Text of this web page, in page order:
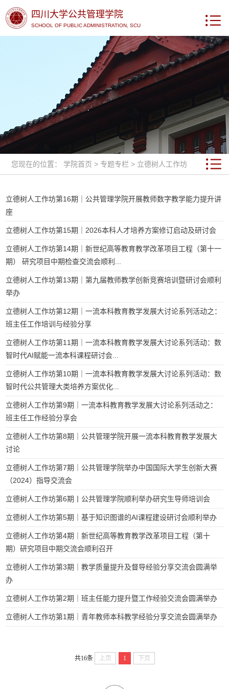
四川大学公共管理学院
SCHOOL OF PUBLIC ADMINISTRATION, SCU
您现在的位置： 学院首页 > 专题专栏 > 立德树人工作坊
立德树人工作坊第16期｜公共管理学院开展教师数字教学能力提升讲
座
立德树人工作坊第15期｜2026本科人才培养方案修订启动及研讨会
立德树人工作坊第14期｜新世纪高等教育教学改革项目工程（第十一
期） 研究项目中期检查交流会顺利...
立德树人工作坊第13期｜第九届教师教学创新竞赛培训暨研讨会顺利
举办
立德树人工作坊第12期｜一流本科教育教学发展大讨论系列活动之：
班主任工作培训与经验分享
立德树人工作坊第11期｜一流本科教育教学发展大讨论系列活动：数
智时代AI赋能一流本科课程研讨会...
立德树人工作坊第10期｜一流本科教育教学发展大讨论系列活动：数
智时代公共管理大类培养方案优化...
立德树人工作坊第9期｜一流本科教育教学发展大讨论系列活动之：
班主任工作经验分享会
立德树人工作坊第8期｜公共管理学院开展一流本科教育教学发展大
讨论
立德树人工作坊第7期｜公共管理学院举办中国国际大学生创新大赛
（2024）指导交流会
立德树人工作坊第6期丨公共管理学院顺利举办研究生导师培训会
立德树人工作坊第5期｜基于知识图谱的AI课程建设研讨会顺利举办
立德树人工作坊第4期｜新世纪高等教育教学改革项目工程（第十
期）研究项目中期交流会顺利召开
立德树人工作坊第3期｜教学质量提升及督导经验分享交流会圆满举
办
立德树人工作坊第2期｜班主任能力提升暨工作经验交流会圆满举办
立德树人工作坊第1期｜青年教师本科教学经验分享交流会圆满举办
共16条 上页 1 下页